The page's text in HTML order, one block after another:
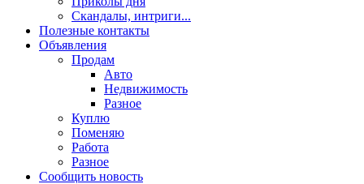
Скандалы, интриги...
Полезные контакты
Объявления
Продам
Авто
Недвижимость
Разное
Куплю
Поменяю
Работа
Разное
Сообщить новость